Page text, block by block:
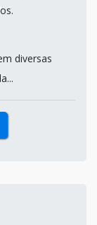
diversas